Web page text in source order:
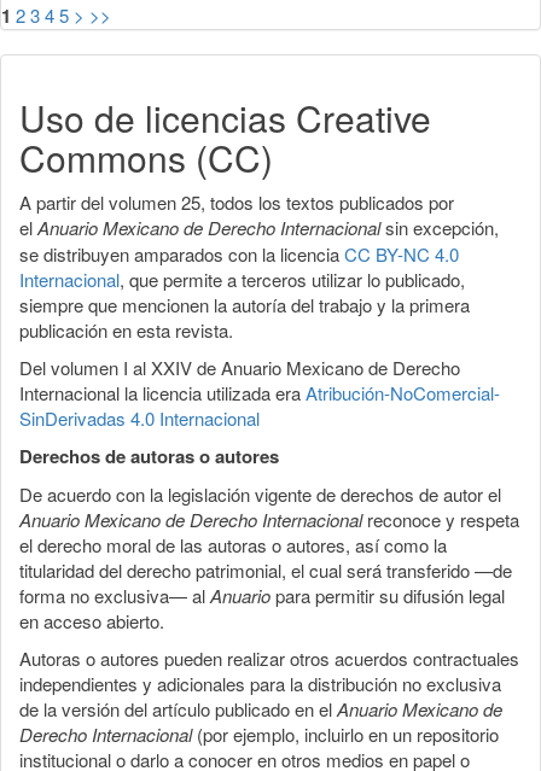
1 2345 > >>
Uso de licencias Creative
Commons (CC)
A partir del volumen 25, todos los textos publicados por
elAnuario Mexicano de Derecho Internacionalsin excepción,
se distribuyen amparados con la licenciaCC BY-NC 4.0
Internacional, que permite a terceros utilizar lo publicado,
siempre que mencionen la autoría del trabajo y la primera
publicación en esta revista.
Del volumen I al XXIV de Anuario Mexicano de Derecho
Internacional la licencia utilizada eraAtribución-NoComercial-
SinDerivadas 4.0 Internacional
Derechos de autoras o autores
De acuerdo con la legislación vigente de derechos de autor el
Anuario Mexicano de Derecho Internacionalreconoce y respeta
el derecho moral de las autoras o autores, así como la
titularidad del derecho patrimonial, el cual será transferido —de
forma no exclusiva— alAnuariopara permitir su difusión legal
en acceso abierto.
Autoras o autores pueden realizar otros acuerdos contractuales
independientes y adicionales para la distribución no exclusiva
de la versión del artículo publicado en elAnuario Mexicano de
Derecho Internacional(por ejemplo, incluirlo en un repositorio
institucional o darlo a conocer en otros medios en papel o